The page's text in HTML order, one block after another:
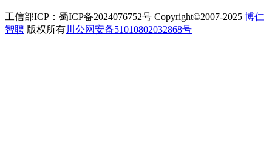
工信部ICP：蜀ICP备2024076752号 Copyright©2007-2025 博仁
智聘 版权所有川公网安备51010802032868号